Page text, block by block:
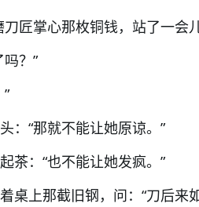
刀匠掌心那枚铜钱，站了一会
？”
：“那就不能让她原谅。”
茶：“也不能让她发疯。”
桌上那截旧钢，问：“刀后来